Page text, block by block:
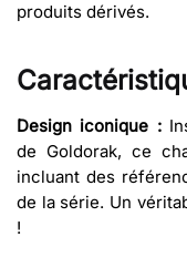
produits dérivés.
Design iconique :
de Goldorak, ce
incluant des
de la série. Un
!